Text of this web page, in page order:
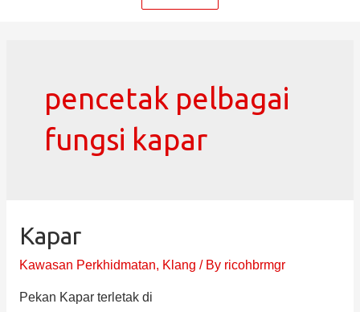
pencetak pelbagai
fungsi kapar
Kapar
Kawasan Perkhidmatan, Klang / By ricohbrmgr
Pekan Kapar terletak di